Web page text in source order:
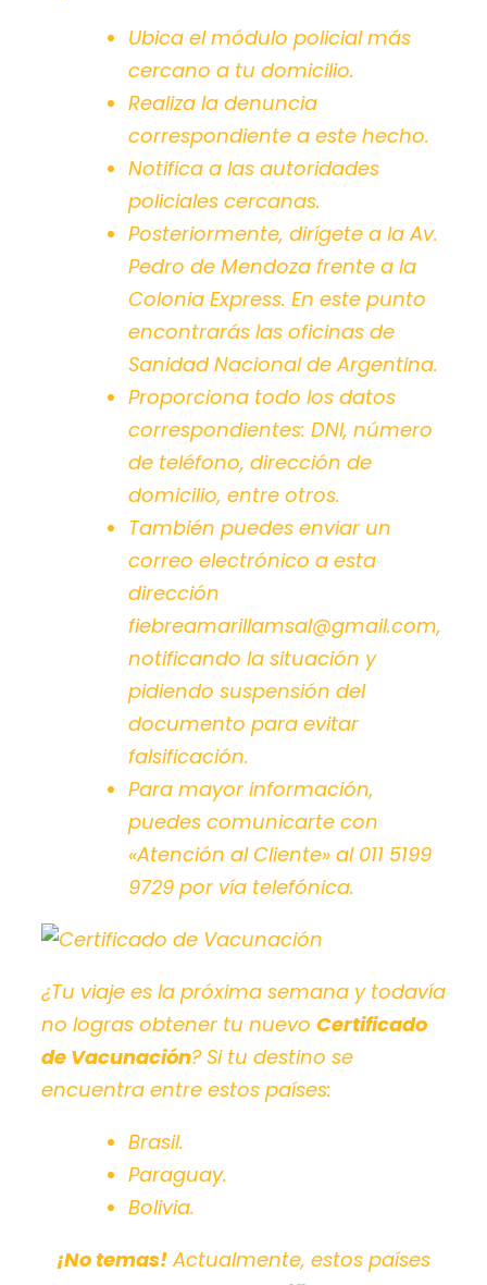
Ubica el módulo policial más
cercano a tu domicilio.
Realiza la denuncia
correspondiente a este hecho.
Notifica a las autoridades
policiales cercanas.
Posteriormente, dirígete a la Av.
Pedro de Mendoza frente a la
Colonia Express. En este punto
encontrarás las oficinas de
Sanidad Nacional de Argentina.
Proporciona todo los datos
correspondientes: DNI, número
de teléfono, dirección de
domicilio, entre otros.
También puedes enviar un
correo electrónico a esta
dirección
fiebreamarillamsal@gmail.com,
notificando la situación y
pidiendo suspensión del
documento para evitar
falsificación.
Para mayor información,
puedes comunicarte con
«Atención al Cliente» al 011 5199
9729 por vía telefónica.
¿Tu viaje es la próxima semana y todavía
no logras obtener tu nuevo Certificado
de Vacunación? Si tu destino se
encuentra entre estos países:
Brasil.
Paraguay.
Bolivia.
¡No temas!Actualmente, estos países